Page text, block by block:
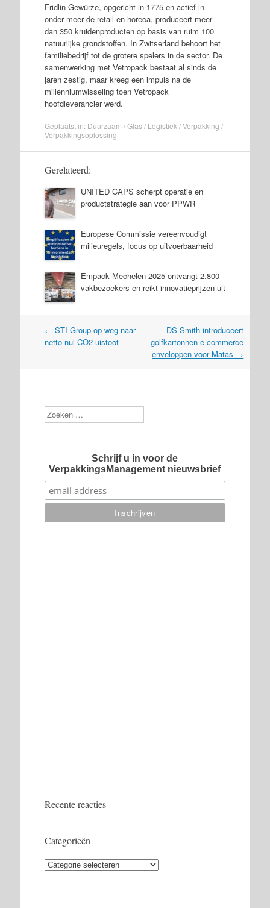
Fridlin Gewürze, opgericht in 1775 en actief in
onder meer de retail en horeca, produceert meer
dan 350 kruidenproducten op basis van ruim 100
natuurlijke grondstoffen. In Zwitserland behoort het
familiebedrijf tot de grotere spelers in de sector. De
samenwerking met Vetropack bestaat al sinds de
jaren zestig, maar kreeg een impuls na de
millenniumwisseling toen Vetropack
hoofdleverancier werd.
Geplaatst in: Duurzaam /Glas/ Logistiek /Verpakking /
Verpakkingsoplossing
Gerelateerd:
UNITED CAPS scherpt operatie en
productstrategie aan voor PPWR
Europese Commissie vereenvoudigt
milieuregels, focus op uitvoerbaarheid
Empack Mechelen 2025 ontvangt 2.800
vakbezoekers en reikt innovatieprijzen uit
Post
navigation
← STI Group op weg naar
netto nul CO2-uistoot
DS Smith introduceert
golfkartonnen e-commerce
enveloppen voor Matas →
Zoek
Schrijf u in voor de
VerpakkingsManagement nieuwsbrief
Recente reacties
Categorieën
Categorieën